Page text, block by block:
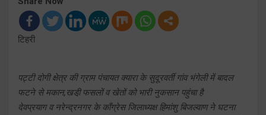
टिहरी
पट्टी दोगी क्षेत्र की ग्राम पंचायत क्यारा के सुदूरवर्ती गांव भंगेली में बादल
फटने से मकान,खडी़ फसलों व खेतों को भारी नुकसान पहुंचा है
देवप्रयाग व नरेन्द्रनगर के काँग्रेस जिलाध्यक्ष हिमांशु बिजल्वाण ने घटना